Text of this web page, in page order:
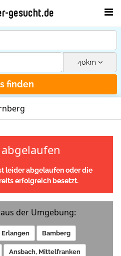
gesucht.de
40km
finden
leider abgelaufen oder die
erfolgreich besetzt.
der Umgebung:
Erlangen Bamberg
Ansbach, Mittelfranken